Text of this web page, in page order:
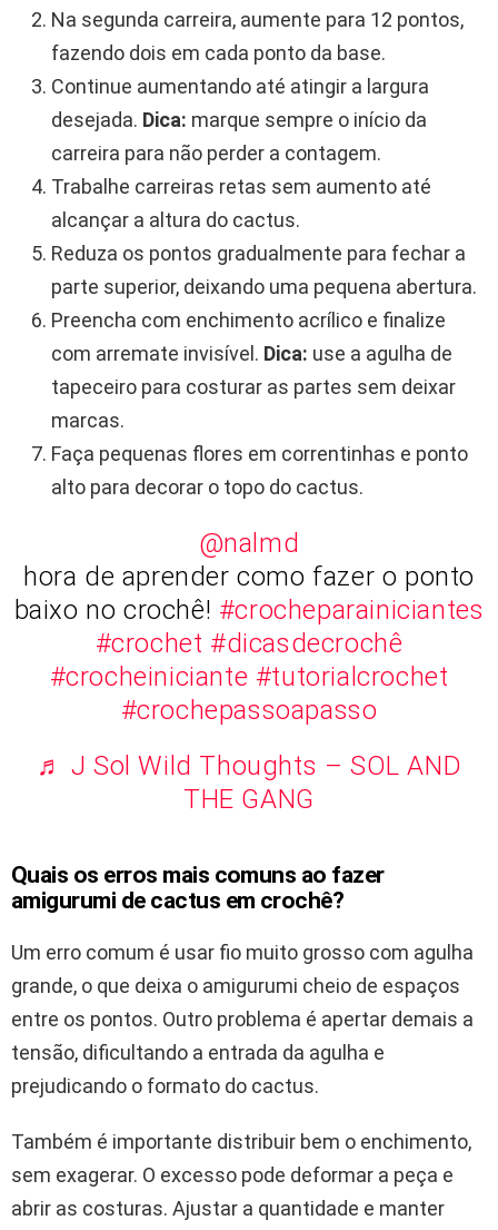
Na segunda carreira, aumente para 12 pontos,
fazendo dois em cada ponto da base.
Continue aumentando até atingir a largura
desejada. Dica: marque sempre o início da
carreira para não perder a contagem.
Trabalhe carreiras retas sem aumento até
alcançar a altura do cactus.
Reduza os pontos gradualmente para fechar a
parte superior, deixando uma pequena abertura.
Preencha com enchimento acrílico e finalize
com arremate invisível. Dica: use a agulha de
tapeceiro para costurar as partes sem deixar
marcas.
Faça pequenas flores em correntinhas e ponto
alto para decorar o topo do cactus.
@nalmd
hora de aprender como fazer o ponto
baixo no crochê! #crocheparainiciantes
#crochet #dicasdecrochê
#crocheiniciante #tutorialcrochet
#crochepassoapasso
♬ J Sol Wild Thoughts – SOL AND
THE GANG
Quais os erros mais comuns ao fazer
amigurumi de cactus em crochê?
Um erro comum é usar fio muito grosso com agulha
grande, o que deixa o amigurumi cheio de espaços
entre os pontos. Outro problema é apertar demais a
tensão, dificultando a entrada da agulha e
prejudicando o formato do cactus.
Também é importante distribuir bem o enchimento,
sem exagerar. O excesso pode deformar a peça e
abrir as costuras. Ajustar a quantidade e manter